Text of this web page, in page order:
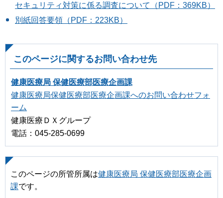
セキュリティ対策に係る調査について（PDF：369KB）
別紙回答要領（PDF：223KB）
このページに関するお問い合わせ先
健康医療局 保健医療部医療企画課
健康医療局保健医療部医療企画課へのお問い合わせフォ
ーム
健康医療ＤＸグループ
電話：045-285-0699
このページの所管所属は健康医療局 保健医療部医療企画
課です。